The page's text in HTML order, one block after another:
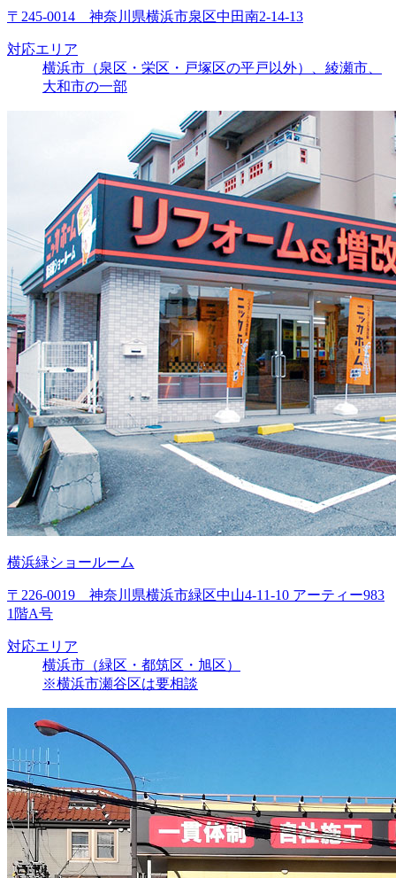
〒245-0014 神奈川県横浜市泉区中田南2-14-13
対応エリア
横浜市（泉区・栄区・戸塚区の平戸以外）、綾瀬市、
大和市の一部
横浜緑ショールーム
〒226-0019 神奈川県横浜市緑区中山4-11-10 アーティー983
1階A号
対応エリア
横浜市（緑区・都筑区・旭区）
※横浜市瀬谷区は要相談